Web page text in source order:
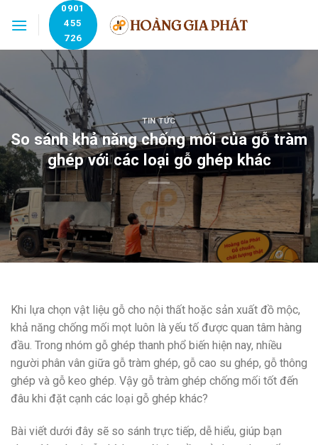
0901
455
726
TIN TỨC
So sánh khả năng chống mối của gỗ tràm
ghép với các loại gỗ ghép khác
Khi lựa chọn vật liệu gỗ cho nội thất hoặc sản xuất đồ mộc,
khả năng chống mối mọt luôn là yếu tố được quan tâm hàng
đầu. Trong nhóm gỗ ghép thanh phổ biến hiện nay, nhiều
người phân vân giữa gỗ tràm ghép, gỗ cao su ghép, gỗ thông
ghép và gỗ keo ghép. Vậy gỗ tràm ghép chống mối tốt đến
đâu khi đặt cạnh các loại gỗ ghép khác?
Bài viết dưới đây sẽ so sánh trực tiếp, dễ hiểu, giúp bạn